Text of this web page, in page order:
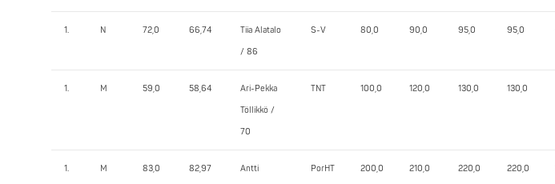
1. N 72,0 66,74 Tiia Alatalo
/ 86
S-V 80,0 90,0 95,0 95,0
1. M 59,0 58,64 Ari-Pekka
Töllikkö /
70
TNT 100,0 120,0 130,0 130,0
1. M 83,0 82,97 Antti PorHT 200,0 210,0 220,0 220,0